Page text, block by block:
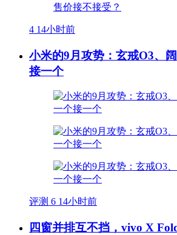
4 14小时前
小米的9月攻势：玄戒O3、
接一个
评测 6 14小时前
四窗并排互不挡，vivo X